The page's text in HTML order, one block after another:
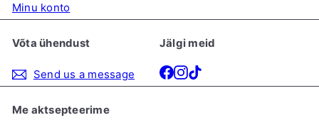
Minu konto
Võta ühendust
Send us a message
Jälgi meid
Facebook
Instagram
Me aktsepteerime